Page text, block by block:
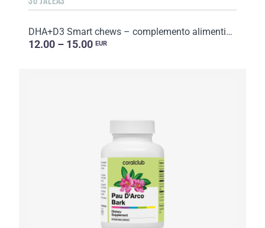
DHA+D3 Smart chews – complemento alimenticio con edulcorantes. Peso neto: 50 g.
12.00 – 15.00 EUR